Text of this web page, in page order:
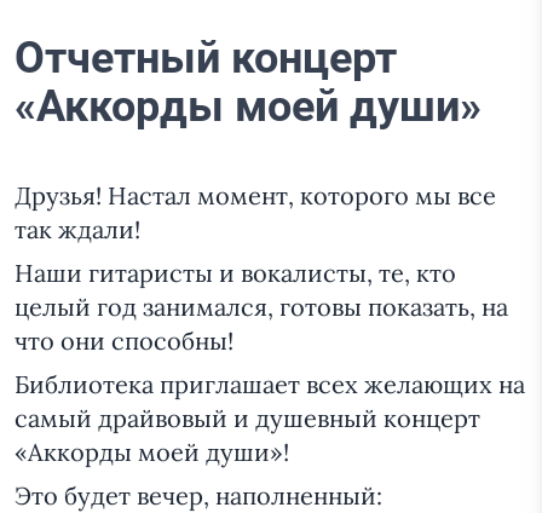
Отчетный концерт
«Аккорды моей души»
Друзья! Настал момент, которого мы все
так ждали!
Наши гитаристы и вокалисты, те, кто
целый год занимался, готовы показать, на
что они способны!
Библиотека приглашает всех желающих на
самый драйвовый и душевный концерт
«Аккорды моей души»!
Это будет вечер, наполненный: